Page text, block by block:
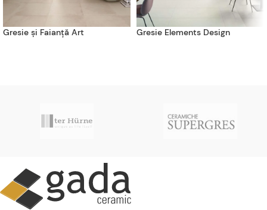
Gresie și Faianță Art Gresie Elements Design